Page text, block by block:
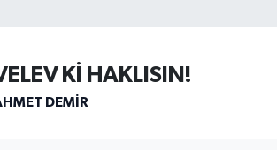
Kİ HAKLISIN!
DEMIR